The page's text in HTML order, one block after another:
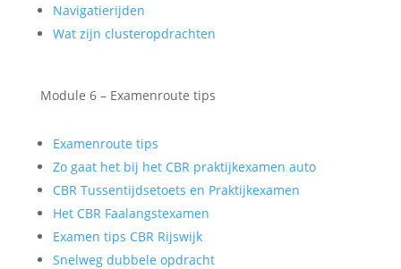
Navigatierijden
Wat zijn clusteropdrachten
Module 6 – Examenroute tips
Examenroute tips
Zo gaat het bij het CBR praktijkexamen auto
CBR Tussentijdsetoets en Praktijkexamen
Het CBR Faalangstexamen
Examen tips CBR Rijswijk
Snelweg dubbele opdracht